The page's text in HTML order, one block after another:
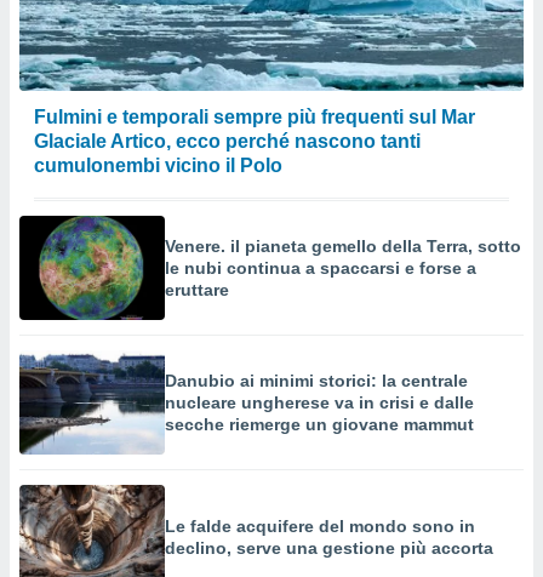
Fulmini e temporali sempre più frequenti sul Mar
Glaciale Artico, ecco perché nascono tanti
cumulonembi vicino il Polo
Venere. il pianeta gemello della Terra, sotto
le nubi continua a spaccarsi e forse a
eruttare
Danubio ai minimi storici: la centrale
nucleare ungherese va in crisi e dalle
secche riemerge un giovane mammut
Le falde acquifere del mondo sono in
declino, serve una gestione più accorta